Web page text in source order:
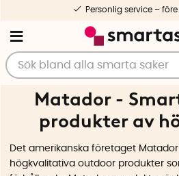
Personlig service –
Matador -
produkter av
Det amerikanska företaget
högkvalitativa outdoor produkter